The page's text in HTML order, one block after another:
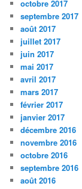
octobre 2017
septembre 2017
août 2017
juillet 2017
juin 2017
mai 2017
avril 2017
mars 2017
février 2017
janvier 2017
décembre 2016
novembre 2016
octobre 2016
septembre 2016
août 2016